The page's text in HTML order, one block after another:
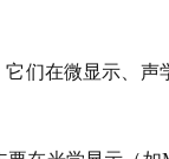
们在微显示、声